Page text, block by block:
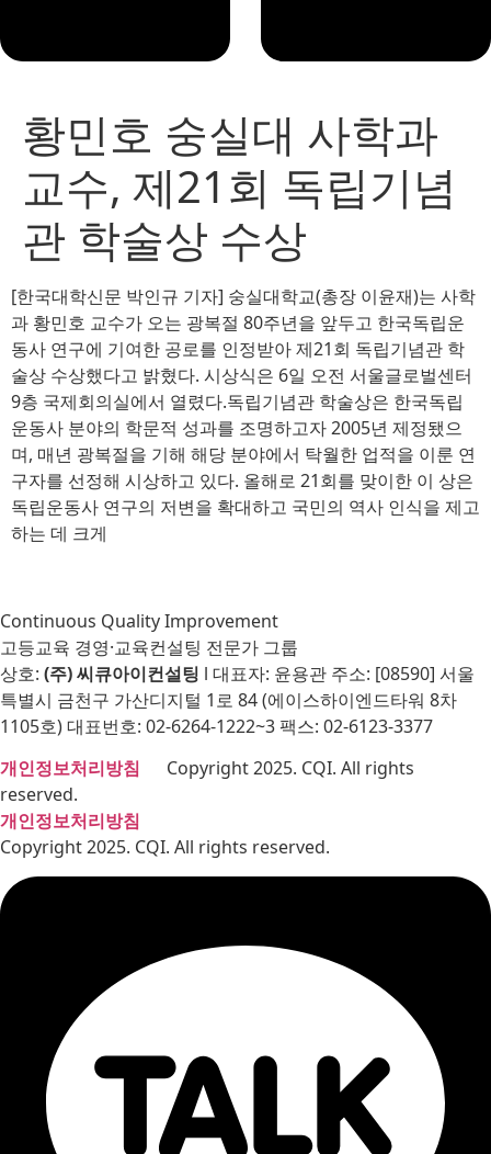
황민호 숭실대 사학과
교수, 제21회 독립기념
관 학술상 수상
[한국대학신문 박인규 기자] 숭실대학교(총장 이윤재)는 사학
과 황민호 교수가 오는 광복절 80주년을 앞두고 한국독립운
동사 연구에 기여한 공로를 인정받아 제21회 독립기념관 학
술상 수상했다고 밝혔다. 시상식은 6일 오전 서울글로벌센터
9층 국제회의실에서 열렸다.독립기념관 학술상은 한국독립
운동사 분야의 학문적 성과를 조명하고자 2005년 제정됐으
며, 매년 광복절을 기해 해당 분야에서 탁월한 업적을 이룬 연
구자를 선정해 시상하고 있다. 올해로 21회를 맞이한 이 상은
독립운동사 연구의 저변을 확대하고 국민의 역사 인식을 제고
하는 데 크게
Continuous Quality Improvement
고등교육 경영·교육컨설팅 전문가 그룹
상호: (주) 씨큐아이컨설팅 l 대표자: 윤용관 주소: [08590] 서울
특별시 금천구 가산디지털 1로 84 (에이스하이엔드타워 8차
1105호) 대표번호: 02-6264-1222~3 팩스: 02-6123-3377
개인정보처리방침 Copyright 2025. CQI. All rights
reserved.
개인정보처리방침
Copyright 2025. CQI. All rights reserved.